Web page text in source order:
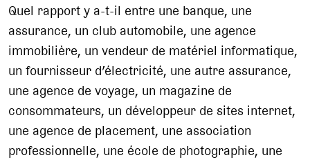
Quel rapport y a-t-il entre une banque, une
assurance, un club automobile, une agence
immobilière, un vendeur de matériel informatique,
un fournisseur d’électricité, une autre assurance,
une agence de voyage, un magazine de
consommateurs, un développeur de sites internet,
une agence de placement, une association
professionnelle, une école de photographie, une